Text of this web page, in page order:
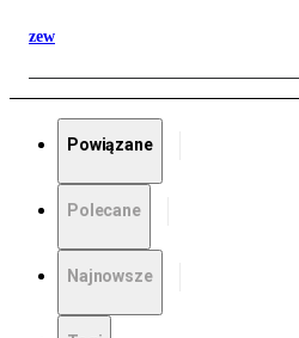
zew
Powiązane
Polecane
Najnowsze